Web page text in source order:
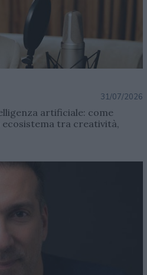
31/07/2026
artificiale: come
ecosistema tra creatività,